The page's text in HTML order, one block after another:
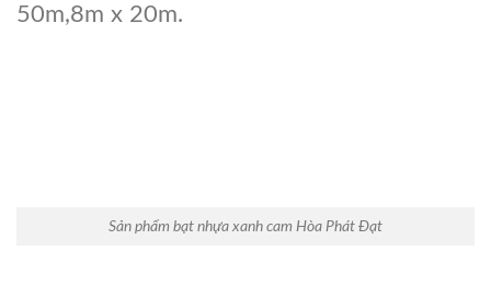
50m,8m x 20m.
Sản phẩm bạt nhựa xanh cam Hòa Phát Đạt